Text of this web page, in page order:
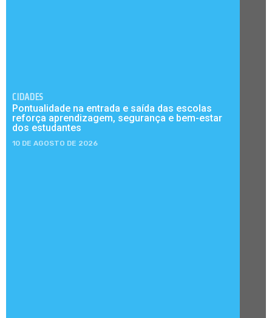
CIDADES
Pontualidade na entrada e saída das escolas
reforça aprendizagem, segurança e bem-estar
dos estudantes
10 DE AGOSTO DE 2026